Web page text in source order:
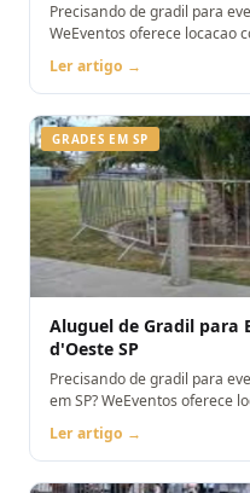
Precisando de gradil para
WeEventos oferece locacao
Orcamento pelo WhatsApp.
Ler artigo →
GRADES EM SP
Aluguel de Gradil para
d'Oeste SP
Precisando de gradil para
em SP? WeEventos oferece
montagem. Orcamento pelo
Ler artigo →